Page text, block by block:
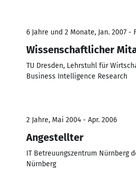
6 Jahre und 2 Monate, Jan. 2007 -
Wissenschaftlicher
TU Dresden, Lehrstuhl für
Business Intelligence Research
2 Jahre, Mai 2004 - Apr. 2006
Angestellter
IT Betreuungszentrum Nürnberg
Nürnberg